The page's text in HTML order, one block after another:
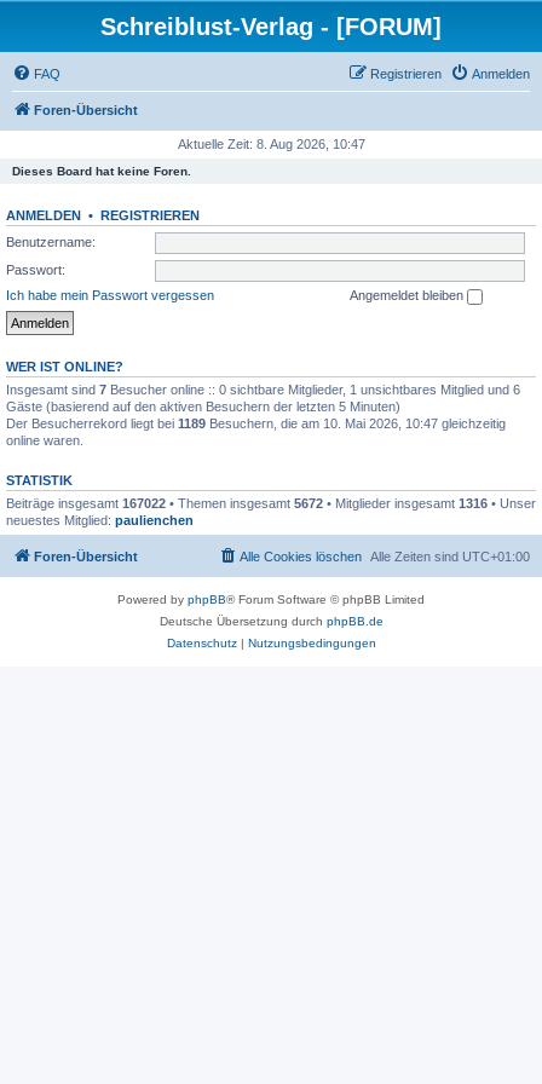
Schreiblust-Verlag - [FORUM]
FAQ Anmelden
Registrieren
Foren-Übersicht
Aktuelle Zeit: 8. Aug 2026, 10:47
Dieses Board hat keine Foren.
ANMELDEN • REGISTRIEREN
Benutzername:
Passwort:
Ich habe mein Passwort vergessen
Angemeldet bleiben
WER IST ONLINE?
Insgesamt sind 7 Besucher online :: 0 sichtbare Mitglieder, 1 unsichtbares Mitglied und 6
Gäste (basierend auf den aktiven Besuchern der letzten 5 Minuten)
Der Besucherrekord liegt bei 1189 Besuchern, die am 10. Mai 2026, 10:47 gleichzeitig
online waren.
STATISTIK
Beiträge insgesamt 167022 • Themen insgesamt 5672 • Mitglieder insgesamt 1316 • Unser
neuestes Mitglied: paulienchen
Foren-Übersicht Alle Zeiten sind UTC+01:00
Alle Cookies löschen
Powered by phpBB® Forum Software © phpBB Limited
Deutsche Übersetzung durch phpBB.de
Datenschutz| Nutzungsbedingungen